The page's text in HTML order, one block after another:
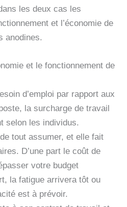
les deux cas les
et l’économie de
anodines.
et le fonctionnement de
d’emploi par rapport aux
la surcharge de travail
selon les individus.
tout assumer, et elle fait
D’une part le coût de
votre budget
la fatigue arrivera tôt ou
est à prévoir.